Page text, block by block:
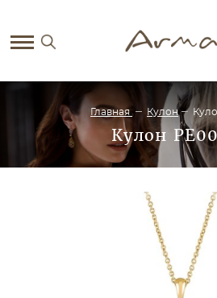
Главная Кулон
Кулон